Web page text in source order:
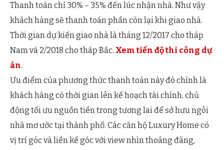
Thanh toán chỉ 30% – 35% đến lúc nhận nhà. Như vậy
khách hàng sẽ thanh toán phần còn lại khi giao nhà.
Thời gian dự kiến giao nhà là tháng 12/2017 cho tháp
Nam và 2/2018 cho tháp Bắc. Xem tiến độ thi công dự
án.
Ưu điểm của phương thức thanh toán này đó chính là
khách hàng có thời gian lên kế hoạch tài chính, chủ
động tối ưu nguồn tiền trong tương lai để sở hưu ngôi
nhà mơ ước tại thành phố. Các căn hộ Luxury Home có
vị trí góc và liền kề góc với view nhìn thoáng đãng,